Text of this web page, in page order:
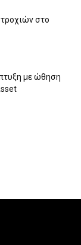
στο
με ώθηση